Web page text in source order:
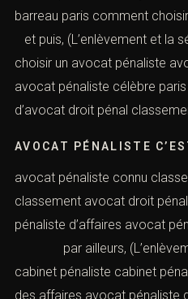
Versailles comment devenir
D’AVOCAT PÉNALISTE
avocat pénaliste aide
barreau paris comment
choisir un avocat pénaliste
avocat pénaliste célèbre
d’avocat droit pénal
AVOCAT PÉNALISTE
avocat pénaliste connu
classement avocat droit
Combien font